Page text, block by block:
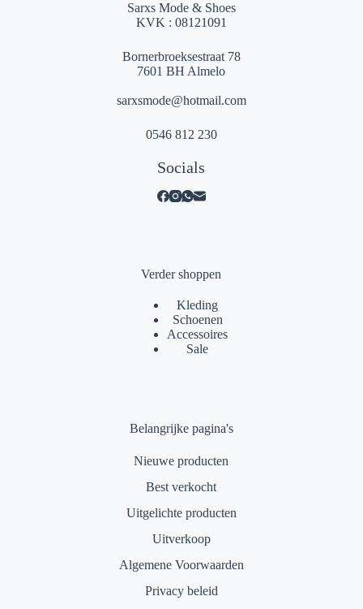
Sarxs Mode & Shoes
KVK : 08121091
Bornerbroeksestraat 78
7601 BH Almelo
sarxsmode@hotmail.com
0546 812 230
Socials
Verder shoppen
Kleding
Schoenen
Accessoires
Sale
Belangrijke pagina's
Nieuwe producten
Best verkocht
Uitgelichte producten
Uitverkoop
Algemene Voorwaarden
Privacy beleid